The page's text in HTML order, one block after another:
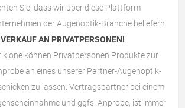
Sie, dass wir über diese Plattform
der Augenoptik-Branche beliefern.
AN PRIVATPERSONEN!
können Privatpersonen Produkte zur
an eines unserer Partner-Augenoptik-
zu lassen. Vertragspartner bei einem
und ggfs. Anprobe, ist immer